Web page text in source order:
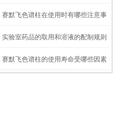
件一站式服务
污染、过滤片部分堵塞、色谱柱内的
死体积造成
赛默飞色谱柱在使用时有哪些注意事
项？
实验室药品的取用和溶液的配制规则
赛默飞色谱柱的使用寿命受哪些因素